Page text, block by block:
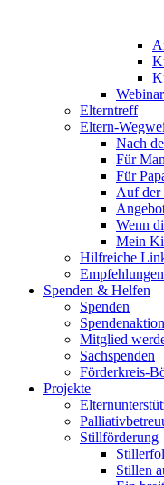
Elterntreff
Eltern-
Nach
Für
Für
Auf der
Wenn
Mein
Hilfreiche
Empfehlungen
Spenden & Helfen
Spenden
Mitglied
Sachspenden
Förderkreis-
Projekte
Stillförderung
Stillen